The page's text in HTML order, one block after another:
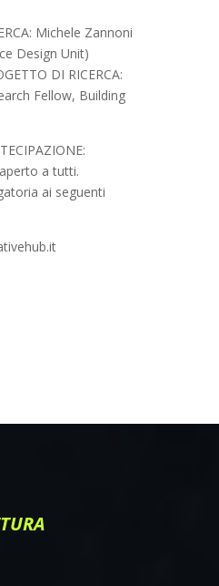
Michele Zannoni
Design Unit)
DI RICERCA:
Fellow, Building
a tutti.
ai seguenti